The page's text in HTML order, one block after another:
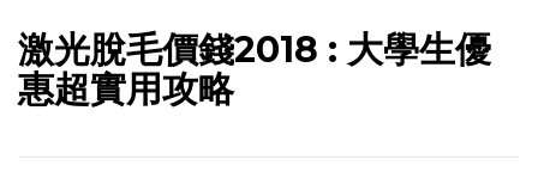
激光脫毛價錢2018 : 大學生優
惠超實用攻略